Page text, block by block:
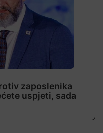
zaposlenika
uspjeti, sada